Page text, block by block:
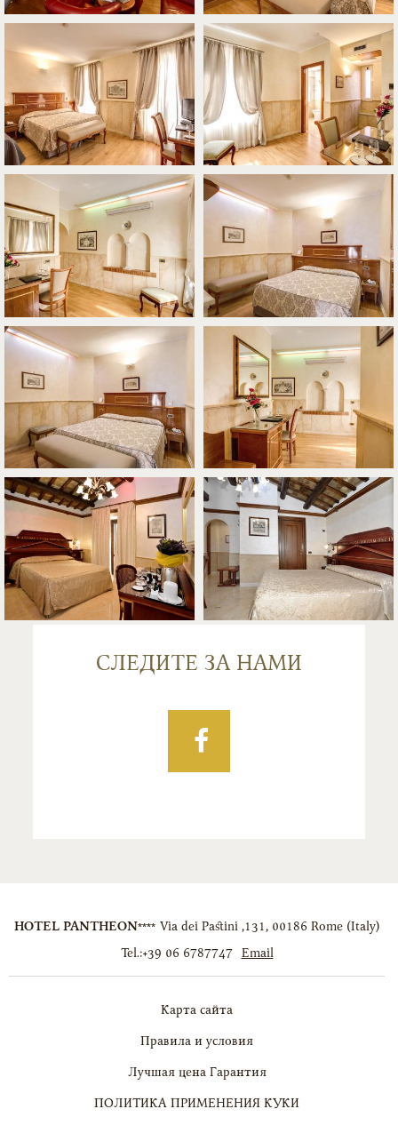
СЛЕДИТЕ ЗА НАМИ
Facebook
HOTEL PANTHEON**** Via dei Pastini ,131, 00186 Rome(Italy)
Tel.:+39 06 6787747 Email
Карта сайта
Правила и условия
Лучшая цена Гарантия
ПОЛИТИКА ПРИМЕНЕНИЯ КУКИ